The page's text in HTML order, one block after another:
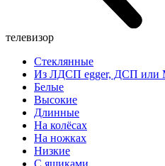
телевизор
Стеклянные
Из ЛДСП egger, ДСП
Белые
Высокие
Длинные
На колёсах
На ножках
Низкие